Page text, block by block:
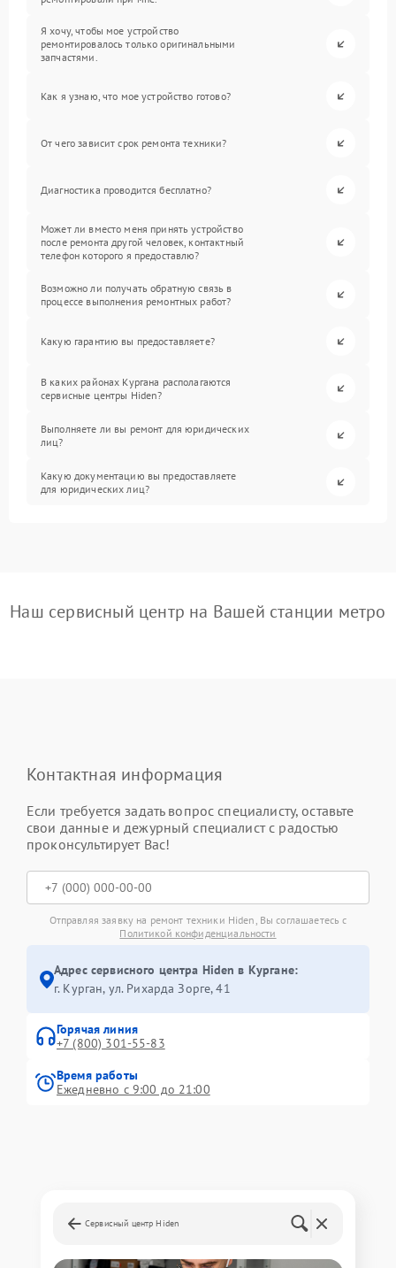
Я хочу, чтобы мое устройство
ремонтировалось только оригинальными
запчастями.
Как я узнаю, что мое устройство готово?
От чего зависит срок ремонта техники?
Диагностика проводится бесплатно?
Может ли вместо меня принять устройство
после ремонта другой человек, контактный
телефон которого я предоставлю?
Возможно ли получать обратную связь в
процессе выполнения ремонтных работ?
Какую гарантию вы предоставляете?
В каких районах Кургана располагаются
сервисные центры Hiden?
Выполняете ли вы ремонт для юридических
лиц?
Какую документацию вы предоставляете
для юридических лиц?
Наш сервисный центр на Вашей станции метро
Контактная информация
Если требуется задать вопрос специалисту, оставьте
свои данные и дежурный специалист с радостью
проконсультирует Вас!
Отправляя заявку на ремонт техники Hiden, Вы соглашаетесь с
Политикой конфиденциальности
Адрес сервисного центра Hiden в Кургане:
г. Курган, ул. Рихарда Зорге, 41
Горячая линия
+7 (800) 301-55-83
Время работы
Ежедневно с 9:00 до 21:00
Сервисный центр Hiden